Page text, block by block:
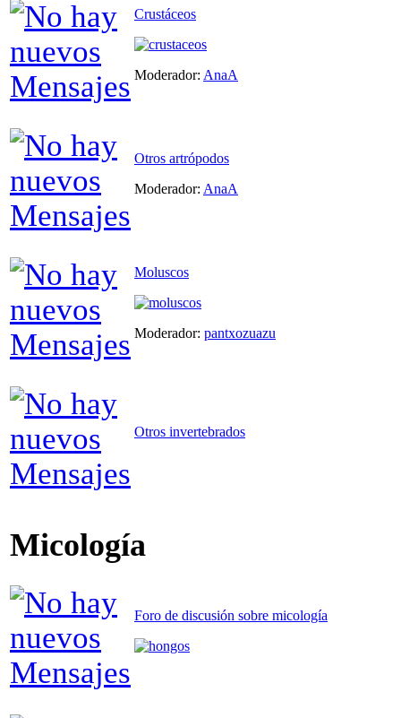
Crustáceos
Moderador: AnaA
Otros artrópodos
Moderador: AnaA
Moluscos
Moderador: pantxozuazu
Otros invertebrados
Micología
Foro de discusión sobre micología